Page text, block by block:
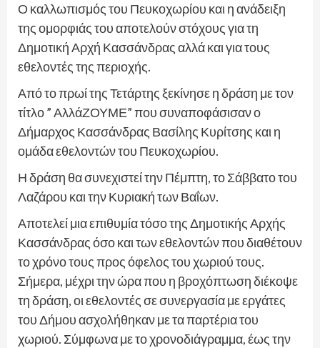
Ο καλλωπισμός του Πευκοχωρίου και η ανάδειξη
της ομορφιάς του αποτελούν στόχους για τη
Δημοτική Αρχή Κασσάνδρας αλλά και για τους
εθελοντές της περιοχής.
Από το πρωί της Τετάρτης ξεκίνησε η δράση με τον
τίτλο ” ΑλλάΖΟΥΜΕ” που συναποφάσισαν ο
Δήμαρχος Κασσάνδρας Βασίλης Κυρίτσης και η
ομάδα εθελοντών του Πευκοχωρίου.
Η δράση θα συνεχιστεί την Πέμπτη, το Σάββατο του
Λαζάρου και την Κυριακή των Βαΐων.
Αποτελεί μια επιθυμία τόσο της Δημοτικής Αρχής
Κασσάνδρας όσο και των εθελοντών που διαθέτουν
το χρόνο τους προς όφελος του χωριού τους.
Σήμερα, μέχρι την ώρα που η βροχόπτωση διέκοψε
τη δράση, οι εθελοντές σε συνεργασία με εργάτες
του Δήμου ασχολήθηκαν με τα παρτέρια του
χωριού. Σύμφωνα με το χρονοδιάγραμμα, έως την